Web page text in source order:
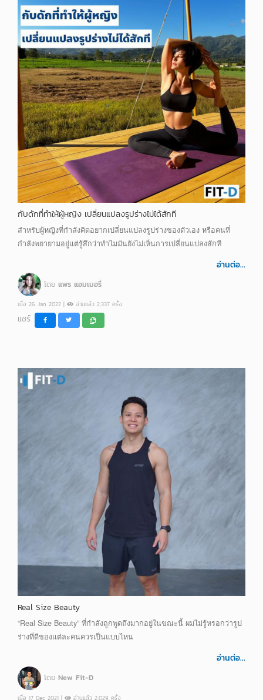
กับดักที่ทำให้ผู้หญิง เปลี่ยนแปลงรูปร่างไม่ได้สักที
สำหรับผู้หญิงที่กำลังคิดอยากเปลี่ยนแปลงรูปร่างของตัวเอง หรือคนที่
กำลังพยายามอยู่แต่รู้สึกว่าทำไมมันยังไม่เห็นการเปลี่ยนแปลงสักที
อ่านต่อ...
โดย แพร แอมเมอรี่
เมื่อ 26 Jan 2022 | อ่านแล้ว 2,337 ครั้ง
แชร์
Real Size Beauty
“Real Size Beauty” ที่กำลังถูกพูดถึงมากอยู่ในขณะนี้ ผมไม่รู้หรอกว่ารูป
ร่างที่ดีของแต่ละคนควรเป็นแบบไหน
อ่านต่อ...
โดย New Fit-D
เมื่อ 17 Dec 2021 | อ่านแล้ว 2,029 ครั้ง